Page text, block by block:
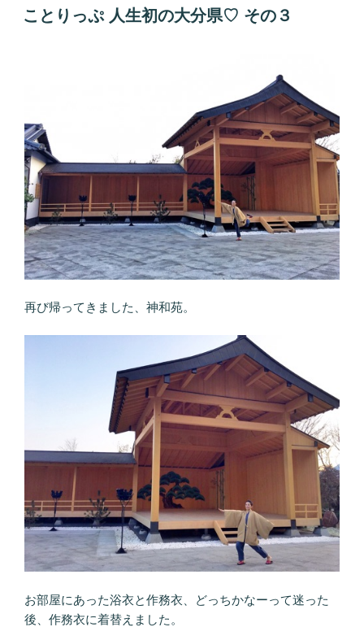
稿
日:
ことりっぷ 人生初の大分県♡ その３
再び帰ってきました、神和苑。
お部屋にあった浴衣と作務衣、どっちかなーって迷った
後、作務衣に着替えました。